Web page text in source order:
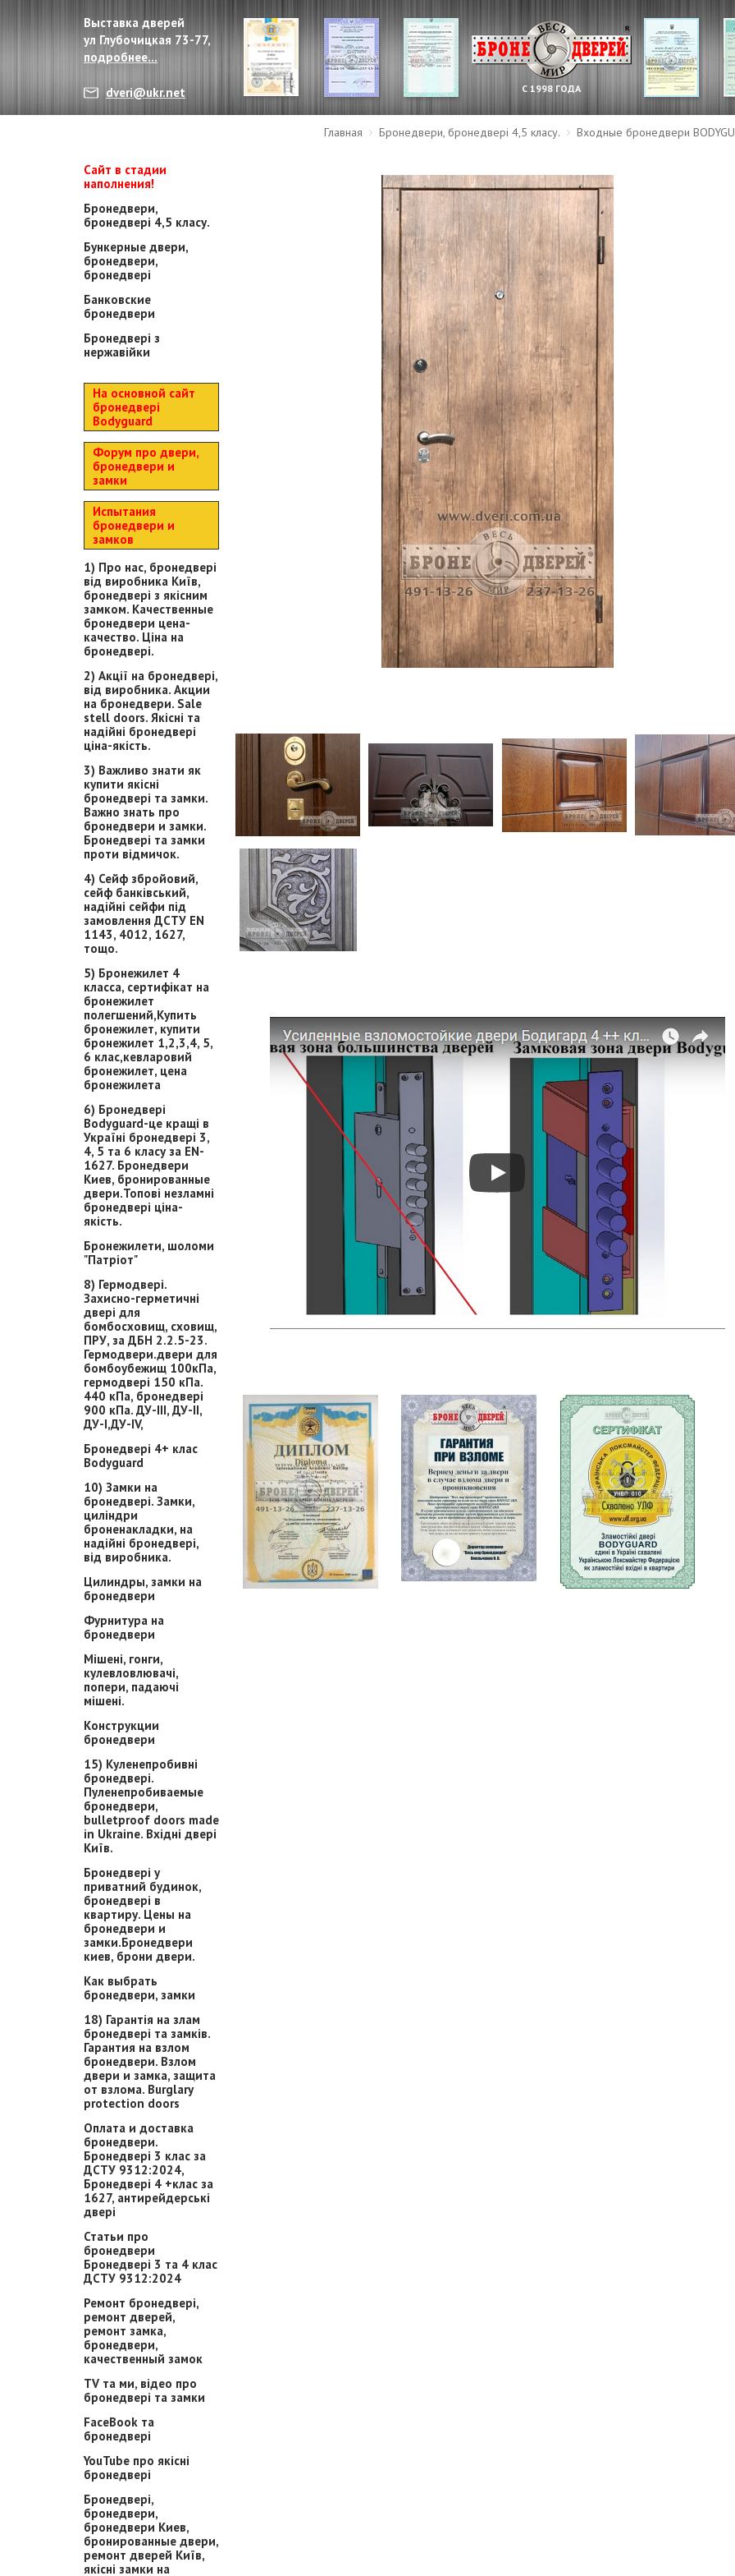
Выставка дверей
ул Глубочицкая 73-77,
подробнее...
dveri@ukr.net С 1998 ГОДА
Главная Бронедвери, бронедвері 4,5 класу. Входные бронедвери
Сайт в стадии
наполнения!
Бронедвери,
бронедвері 4,5 класу.
Бункерные двери,
бронедвери,
бронедвері
Банковские
бронедвери
Бронедвері з
нержавійки
На основной сайт
бронедвері
Bodyguard
Форум про двери,
бронедвери и
замки
Испытания
бронедвери и
замков
1) Про нас, бронедвері
від виробника Київ,
бронедвері з якісним
замком. Качественные
бронедвери цена-
качество. Ціна на
бронедвері.
2) Акції на бронедвері,
від виробника. Акции
на бронедвери. Sale
stell doors. Якісні та
надійні бронедвері
ціна-якість.
3) Важливо знати як
купити якісні
бронедвері та замки.
Важно знать про
бронедвери и замки.
Бронедвері та замки
проти відмичок.
4) Сейф збройовий,
сейф банківський,
надійні сейфи під
замовлення ДСТУ EN
1143, 4012, 1627,
тощо.
5) Бронежилет 4
класса, сертифікат на
бронежилет
полегшений,Купить
бронежилет, купити
бронежилет 1,2,3,4, 5,
6 клас,кевларовий
бронежилет, цена
бронежилета
6) Бронедвері
Bodyguard-це кращі в
Україні бронедвері 3,
4, 5 та 6 класу за EN-
1627. Бронедвери
Киев, бронированные
двери.Топові незламні
бронедвері ціна-
якість.
Бронежилети, шоломи
"Патріот"
8) Гермодвері.
Захисно-герметичні
двері для
бомбосховищ, сховищ,
ПРУ, за ДБН 2.2.5-23.
Гермодвери.двери для
бомбоубежищ 100кПа,
гермодвері 150 кПа.
440 кПа, бронедвері
900 кПа. ДУ-ІІІ, ДУ-ІІ,
ДУ-І,ДУ-ІV,
Бронедвері 4+ клас
Bodyguard
10) Замки на
бронедвері. Замки,
циліндри
броненакладки, на
надійні бронедвері,
від виробника.
Цилиндры, замки на
бронедвери
Фурнитура на
бронедвери
Мішені, гонги,
кулевловлювачі,
попери, падаючі
мішені.
Конструкции
бронедвери
15) Куленепробивні
бронедвері.
Пуленепробиваемые
бронедвери,
bulletproof doors made
in Ukraine. Вхідні двері
Київ.
Бронедвері у
приватний будинок,
бронедвері в
квартиру. Цены на
бронедвери и
замки.Бронедвери
киев, брони двери.
Как выбрать
бронедвери, замки
18) Гарантія на злам
бронедвері та замків.
Гарантия на взлом
бронедвери. Взлом
двери и замка, защита
от взлома. Burglary
protection doors
Оплата и доставка
бронедвери.
Бронедвері 3 клас за
ДСТУ 9312:2024,
Бронедвері 4 +клас за
1627, антирейдерські
двері
Статьи про
бронедвери
Бронедвері 3 та 4 клас
ДСТУ 9312:2024
Ремонт бронедвері,
ремонт дверей,
ремонт замка,
бронедвери,
качественный замок
TV та ми, відео про
бронедвері та замки
FaceBook та
бронедвері
YouTube про якісні
бронедвері
Бронедвері,
бронедвери,
бронедвери Киев,
бронированные двери,
ремонт дверей Київ,
якісні замки на